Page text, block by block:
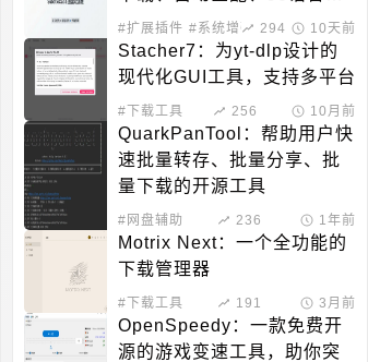
持
#扩展插件 #系统增强 294 10天前
Stacher7：为yt-dlp设计的
现代化GUI工具，支持多平台
#下载工具 256 10月前
QuarkPanTool：帮助用户快
速批量转存、批量分享、批
量下载的开源工具
#网盘辅助 236 1年前
Motrix Next：一个全功能的
下载管理器
#下载工具 191 3月前
OpenSpeedy：一款免费开
源的游戏变速工具，助你突